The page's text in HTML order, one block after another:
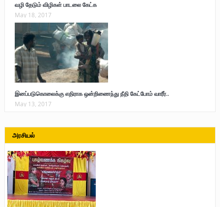
வழி தேடும் விழிகள் பாடலை கேட்க
May 18, 2017
இனப்படுகொலைக்கு எதிராக ஒன்றிணைந்து நீதி கேட்போம் வாரீர்..
May 13, 2017
அரசியல்